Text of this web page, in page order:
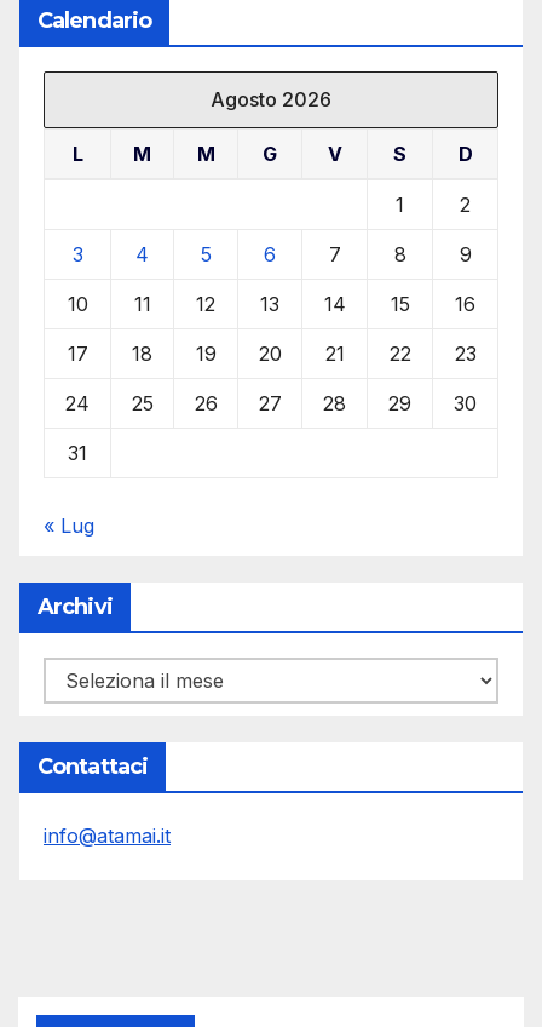
Calendario
Agosto 2026
L M M G V S D
1 2
3 4 5 6 7 8 9
10 11 12 13 14 15 16
17 18 19 20 21 22 23
24 25 26 27 28 29 30
31
« Lug
Archivi
Archivi
Contattaci
info@atamai.it